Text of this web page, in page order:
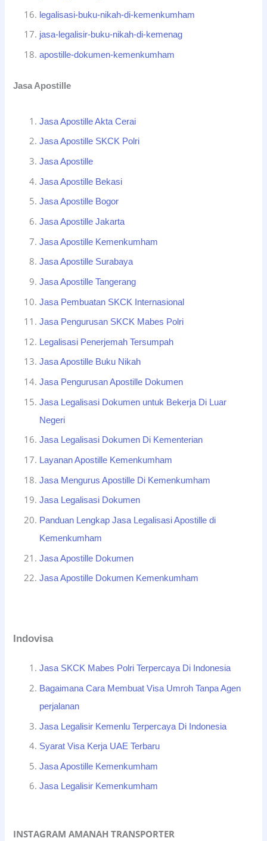
legalisasi-buku-nikah-di-kemenkumham
jasa-legalisir-buku-nikah-di-kemenag
apostille-dokumen-kemenkumham
Jasa Apostille
Jasa Apostille Akta Cerai
Jasa Apostille SKCK Polri
Jasa Apostille
Jasa Apostille Bekasi
Jasa Apostille Bogor
Jasa Apostille Jakarta
Jasa Apostille Kemenkumham
Jasa Apostille Surabaya
Jasa Apostille Tangerang
Jasa Pembuatan SKCK Internasional
Jasa Pengurusan SKCK Mabes Polri
Legalisasi Penerjemah Tersumpah
Jasa Apostille Buku Nikah
Jasa Pengurusan Apostille Dokumen
Jasa Legalisasi Dokumen untuk Bekerja Di Luar
Negeri
Jasa Legalisasi Dokumen Di Kementerian
Layanan Apostille Kemenkumham
Jasa Mengurus Apostille Di Kemenkumham
Jasa Legalisasi Dokumen
Panduan Lengkap Jasa Legalisasi Apostille di
Kemenkumham
Jasa Apostille Dokumen
Jasa Apostille Dokumen Kemenkumham
Indovisa
Jasa SKCK Mabes Polri Terpercaya Di Indonesia
Bagaimana Cara Membuat Visa Umroh Tanpa Agen
perjalanan
Jasa Legalisir Kemenlu Terpercaya Di Indonesia
Syarat Visa Kerja UAE Terbaru
Jasa Apostille Kemenkumham
Jasa Legalisir Kemenkumham
INSTAGRAM AMANAH TRANSPORTER